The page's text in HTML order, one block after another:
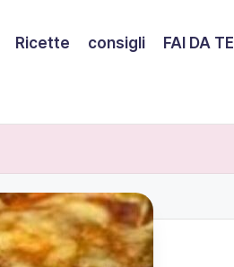
Ricette consigli FAI DA TE